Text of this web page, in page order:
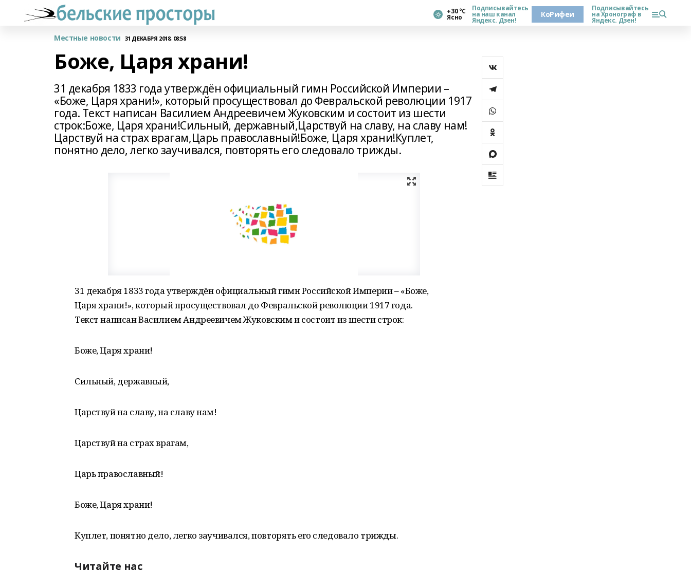
+30 °С
Ясно
Подписывайтесь
на наш канал
Яндекс. Дзен!
КоРифеи
Подписывайтесь
на Хронограф в
Яндекс. Дзен!
Местные новости 31 ДЕКАБРЯ 2018, 08:58
Боже, Царя храни!
31 декабря 1833 года утверждён официальный гимн Российской Империи –
«Боже, Царя храни!», который просуществовал до Февральской революции 1917
года. Текст написан Василием Андреевичем Жуковским и состоит из шести
строк:Боже, Царя храни!Сильный, державный,Царствуй на славу, на славу нам!
Царствуй на страх врагам,Царь православный!Боже, Царя храни!Куплет,
понятно дело, легко заучивался, повторять его следовало трижды.
31 декабря 1833 года утверждён официальный гимн Российской Империи – «Боже,
Царя храни!», который просуществовал до Февральской революции 1917 года.
Текст написан Василием Андреевичем Жуковским и состоит из шести строк:
Боже, Царя храни!
Сильный, державный,
Царствуй на славу, на славу нам!
Царствуй на страх врагам,
Царь православный!
Боже, Царя храни!
Куплет, понятно дело, легко заучивался, повторять его следовало трижды.
Читайте нас